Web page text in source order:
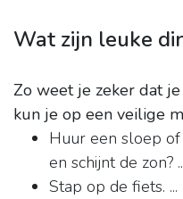
Wat zijn leuke
Zo weet je zeker dat
kun je op een veilige
Huur een sloep
en schijnt de zon?
Stap op de fiets. ...